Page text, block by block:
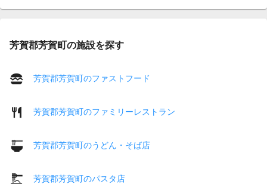
芳賀郡芳賀町の施設を探す
芳賀郡芳賀町のファストフード
芳賀郡芳賀町のファミリーレストラン
芳賀郡芳賀町のうどん・そば店
芳賀郡芳賀町のパスタ店